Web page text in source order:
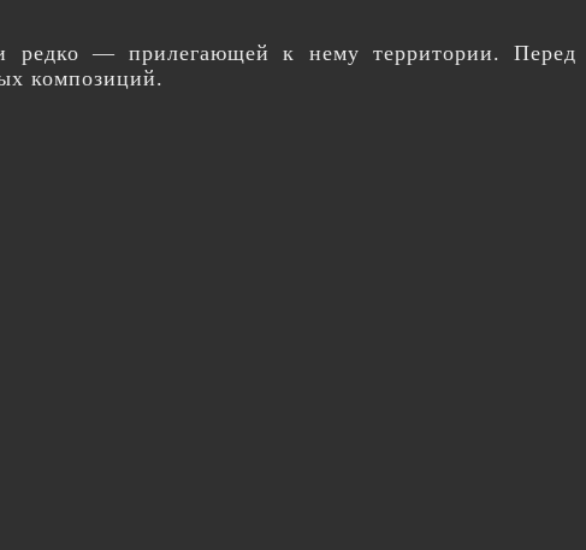
и редко — прилегающей к нему территории. Перед
композиций.